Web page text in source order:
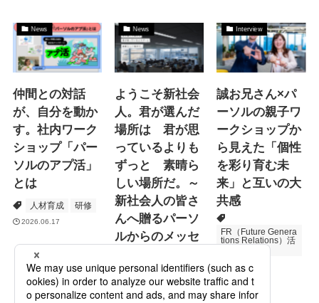
News
仲間との対話
が、自分を動か
す。社内ワーク
ショップ「パー
ソルのアプ活」
とは
人材育成 研修
2026.06.17
News
ようこそ新社会
人。君が選んだ
場所は 君が思
っているよりも
ずっと 素晴ら
しい場所だ。～
新社会人の皆さ
んへ贈るパーソ
ルからのメッセ
Specialized Servic
es
Interview
誠お兄さん×パ
ーソルの親子ワ
ークショップか
ら見えた「個性
を彩り育む未
来」と互いの大
共感
FR（Future Genera
tions Relations）活
次世代育成
2026.06.16